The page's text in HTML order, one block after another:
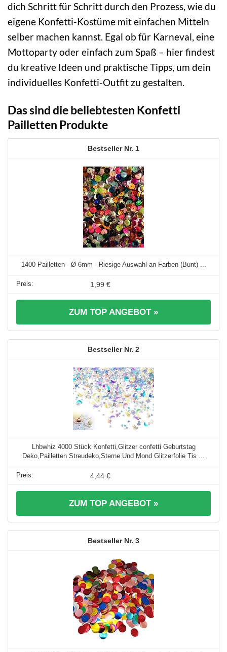
dich Schritt für Schritt durch den Prozess, wie du
eigene Konfetti-Kostüme mit einfachen Mitteln
selber machen kannst. Egal ob für Karneval, eine
Mottoparty oder einfach zum Spaß – hier findest
du kreative Ideen und praktische Tipps, um dein
individuelles Konfetti-Outfit zu gestalten.
Das sind die beliebtesten Konfetti
Pailletten Produkte
1
1400 Pailletten - Ø 6mm - Riesige Auswahl an Farben (Bunt) ...
1,99 €
ZUM TOP ANGEBOT »
2
Lhbwhiz 4000 Stück Konfetti,Glitzer confetti Geburtstag
Deko,Pailletten Streudeko,Sterne Und Mond Glitzerfolie Tis ...
4,44 €
ZUM TOP ANGEBOT »
3